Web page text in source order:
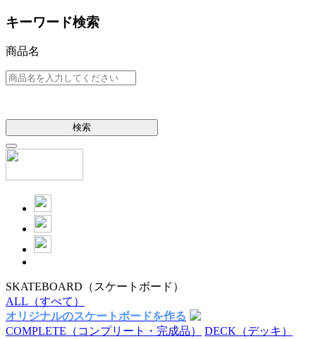
キーワード検索
商品名
検索
SKATEBOARD （スケートボード）
ALL （すべて）
オリジナルのスケートボードを作る
COMPLETE （コンプリート・完成品） DECK （デッキ）